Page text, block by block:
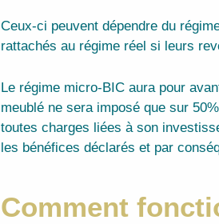
Ceux-ci peuvent dépendre du
rattachés au régime réel si leurs
Le régime micro-BIC aura pour
meublé ne sera imposé que sur
toutes charges liées à son
les bénéfices déclarés et par
Comment